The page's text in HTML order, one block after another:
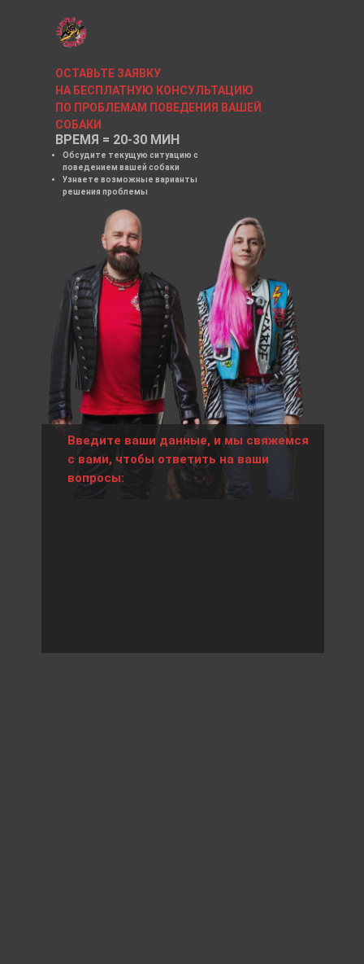
Обсудите текущую ситуацию с
поведением вашей собаки
Узнаете возможные варианты
решения проблемы
ОСТАВЬТЕ ЗАЯВКУ
НА БЕСПЛАТНУЮ КОНСУЛЬТАЦИЮ
ПО ПРОБЛЕМАМ ПОВЕДЕНИЯ ВАШЕЙ
СОБАКИ
ВРЕМЯ = 20-30 МИН
Введите ваши данные, и мы свяжемся
с вами, чтобы ответить на ваши
вопросы: